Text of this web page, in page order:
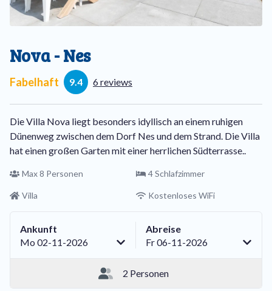
Nova - Nes
Fabelhaft 9.4 6 reviews
Die Villa Nova liegt besonders idyllisch an einem ruhigen
Dünenweg zwischen dem Dorf Nes und dem Strand. Die Villa
hat einen großen Garten mit einer herrlichen Südterrasse..
Max 8 Personen 4 Schlafzimmer
Villa Kostenloses WiFi
Ankunft
Mo 02-11-2026
Abreise
Fr 06-11-2026
2 Personen